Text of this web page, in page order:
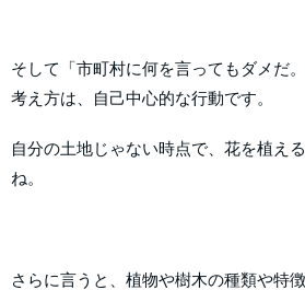
そして「市町村に何を言ってもダメだ
考え方は、自己中心的な行動です。
自分の土地じゃない時点で、花を植え
ね。
さらに言うと、植物や樹木の種類や特